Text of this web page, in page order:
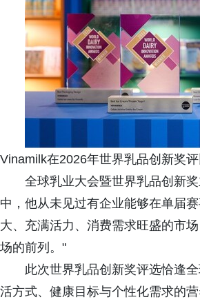
Vinamilk在2026年世界乳品创新奖
全球乳业大会暨世界乳品创新
中，他从未见过有企业能够在单届
大、充满活力、消费需求旺盛的市
场的前列。"
此次世界乳品创新奖评选恰逢
活方式、健康目标与个性化需求的